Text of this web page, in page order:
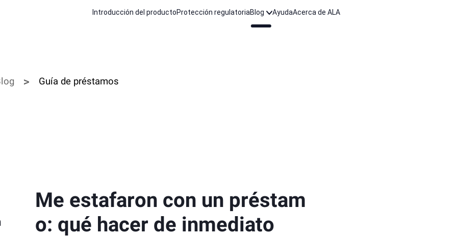
Introducción del productoProtección regulatoriaBlog AyudaAcerca de ALA
Guía de préstamos
Me estafaron con un préstam
o: qué hacer de inmediato